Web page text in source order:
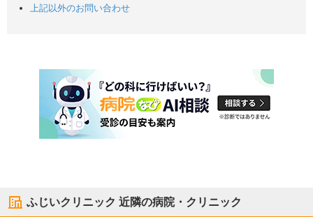
上記以外のお問い合わせ
ふじいクリニック 近隣の病院・クリニック